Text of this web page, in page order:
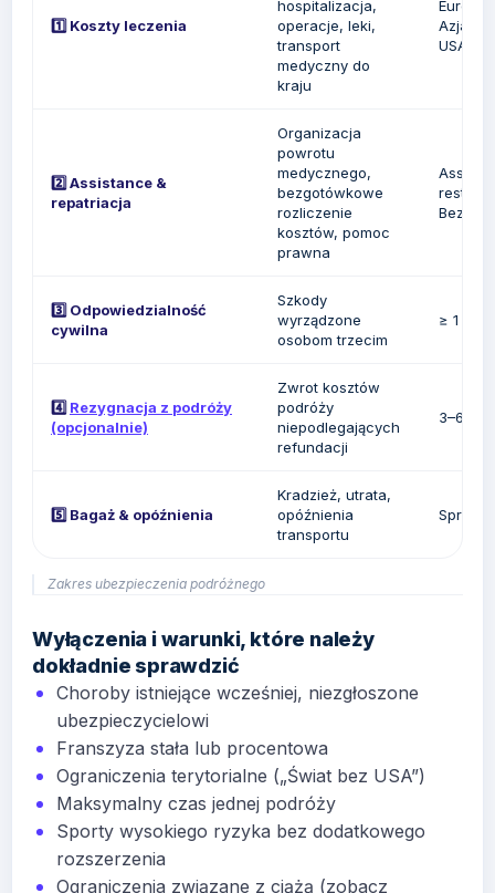
1️⃣ Koszty leczenia
hospitalizacja,
operacje, leki,
transport
medyczny do
kraju
Azja:
USA/
2️⃣ Assistance &
repatriacja
Organizacja
powrotu
medycznego,
bezgotówkowe
rozliczenie
kosztów, pomoc
prawna
3️⃣ Odpowiedzialność
cywilna
Szkody
wyrządzone
osobom trzecim
≥ 1
4️⃣ Rezygnacja z podróży
(opcjonalnie)
Zwrot kosztów
podróży
niepodlegających
refundacji
3–6%
5️⃣ Bagaż & opóźnienia
Kradzież, utrata,
opóźnienia
transportu
Zakres ubezpieczenia podróżnego
Wyłączenia i warunki, które należy
dokładnie sprawdzić
Choroby istniejące wcześniej, niezgłoszone
ubezpieczycielowi
Franszyza stała lub procentowa
Ograniczenia terytorialne („Świat bez USA”)
Maksymalny czas jednej podróży
Sporty wysokiego ryzyka bez dodatkowego
rozszerzenia
Ograniczenia związane z ciążą (zobacz